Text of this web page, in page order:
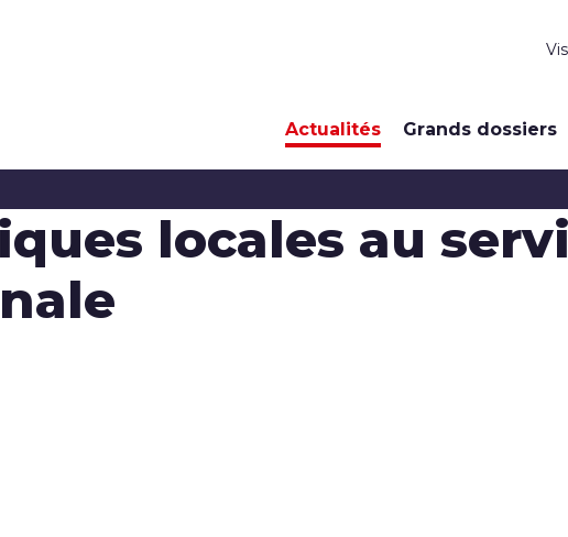
Actualités Grands dossiers
locales au